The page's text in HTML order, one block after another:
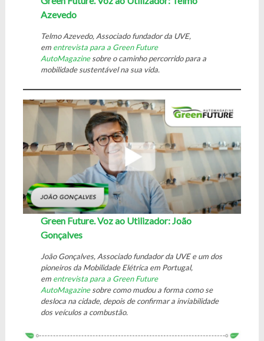
Azevedo
Telmo Azevedo, Associado fundador da UVE,
em entrevista para a Green Future
AutoMagazinesobre o caminho percorrido para a
mobilidade sustentável na sua vida.
Green Future. Voz ao Utilizador: João
Gonçalves
João Gonçalves, Associado fundador da UVE e um dos
pioneiros da Mobilidade Elétrica em Portugal,
em entrevista para a Green Future
AutoMagazinesobre como mudou a forma como se
desloca na cidade, depois de confirmar a inviabilidade
dos veículos a combustão.